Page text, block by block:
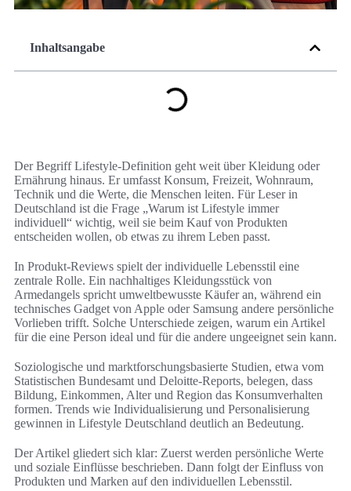
Inhaltsangabe
Der Begriff Lifestyle-Definition geht weit über Kleidung oder
Ernährung hinaus. Er umfasst Konsum, Freizeit, Wohnraum,
Technik und die Werte, die Menschen leiten. Für Leser in
Deutschland ist die Frage „Warum ist Lifestyle immer
individuell“ wichtig, weil sie beim Kauf von Produkten
entscheiden wollen, ob etwas zu ihrem Leben passt.
In Produkt-Reviews spielt der individuelle Lebensstil eine
zentrale Rolle. Ein nachhaltiges Kleidungsstück von
Armedangels spricht umweltbewusste Käufer an, während ein
technisches Gadget von Apple oder Samsung andere persönliche
Vorlieben trifft. Solche Unterschiede zeigen, warum ein Artikel
für die eine Person ideal und für die andere ungeeignet sein kann.
Soziologische und marktforschungsbasierte Studien, etwa vom
Statistischen Bundesamt und Deloitte-Reports, belegen, dass
Bildung, Einkommen, Alter und Region das Konsumverhalten
formen. Trends wie Individualisierung und Personalisierung
gewinnen in Lifestyle Deutschland deutlich an Bedeutung.
Der Artikel gliedert sich klar: Zuerst werden persönliche Werte
und soziale Einflüsse beschrieben. Dann folgt der Einfluss von
Produkten und Marken auf den individuellen Lebensstil.